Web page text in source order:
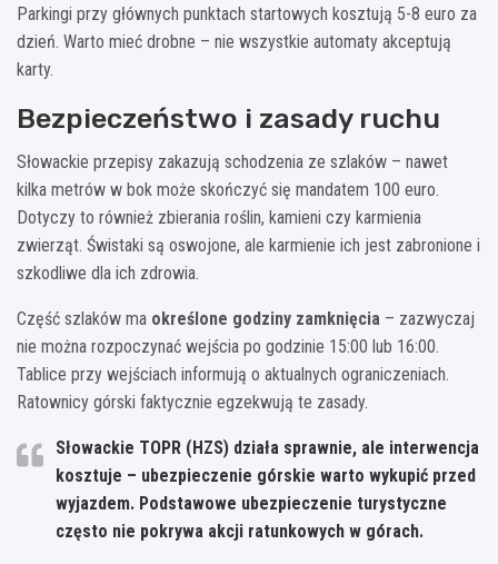
Parkingi przy głównych punktach startowych kosztują 5-8 euro za
dzień. Warto mieć drobne – nie wszystkie automaty akceptują
karty.
Bezpieczeństwo i zasady ruchu
Słowackie przepisy zakazują schodzenia ze szlaków – nawet
kilka metrów w bok może skończyć się mandatem 100 euro.
Dotyczy to również zbierania roślin, kamieni czy karmienia
zwierząt. Świstaki są oswojone, ale karmienie ich jest zabronione i
szkodliwe dla ich zdrowia.
Część szlaków ma określone godziny zamknięcia – zazwyczaj
nie można rozpoczynać wejścia po godzinie 15:00 lub 16:00.
Tablice przy wejściach informują o aktualnych ograniczeniach.
Ratownicy górski faktycznie egzekwują te zasady.
Słowackie TOPR (HZS) działa sprawnie, ale interwencja
kosztuje – ubezpieczenie górskie warto wykupić przed
wyjazdem. Podstawowe ubezpieczenie turystyczne
często nie pokrywa akcji ratunkowych w górach.